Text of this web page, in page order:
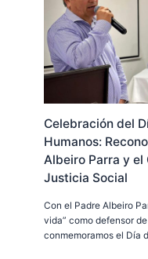
Celebración del
Humanos:
Albeiro Parra y el
Justicia Social
Con el Padre Albeiro
vida” como defensor
conmemoramos el Día